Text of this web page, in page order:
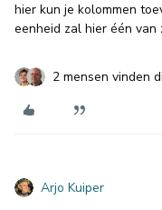
hier kun je kolommen
eenheid zal hier één van
2 mensen vinden
Arjo Kuiper